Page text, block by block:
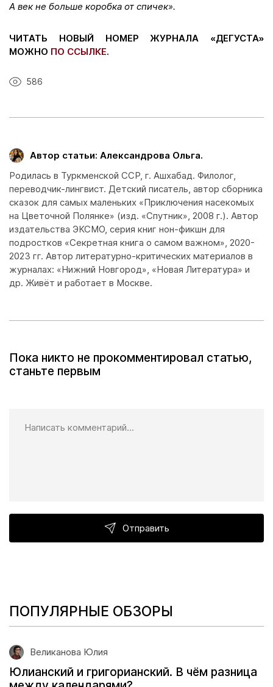
А век не больше коробка от спичек».
ЧИТАТЬ НОВЫЙ НОМЕР ЖУРНАЛА «ДЕГУСТА»
МОЖНО ПО ССЫЛКЕ.
586
Автор статьи: Александрова Ольга.
Родилась в Туркменской ССР, г. Ашхабад. Филолог,
переводчик-лингвист. Детский писатель, автор сборника
сказок для самых маленьких «Приключения насекомых
на Цветочной Полянке» (изд. «Спутник», 2008 г.). Автор
издательства ЭКСМО, серия книг нон-фикшн для
подростков «Секретная книга о самом важном», 2020-
2023 гг. Автор литературно-критических материалов в
журналах: «Нижний Новгород», «Новая Литература» и
др. Живёт и работает в Москве.
Пока никто не прокомментировал статью,
станьте первым
Отправить
ПОПУЛЯРНЫЕ ОБЗОРЫ
Великанова Юлия
Юлианский и григорианский. В чём разница